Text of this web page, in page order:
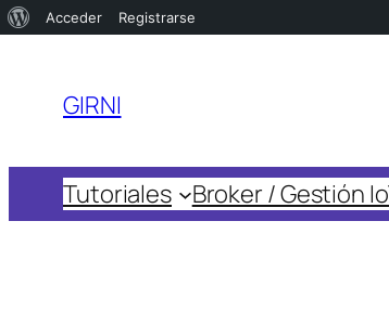
Acerca
Acceder Registrarse
contenido
GIRNI
Tutoriales Broker / Gestión